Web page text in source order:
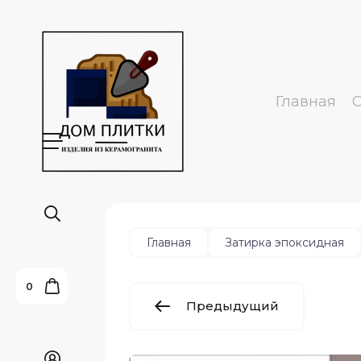
0
Главная
Главная Затирка эпоксидная
Предыдущий